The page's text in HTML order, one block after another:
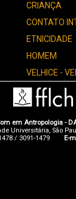
CRIANÇA
CONTATO
ETNICIDADE
HOMEM
VELHICE -
em Antropologia -
Universitária, São
1478 / 3091-1479 E-